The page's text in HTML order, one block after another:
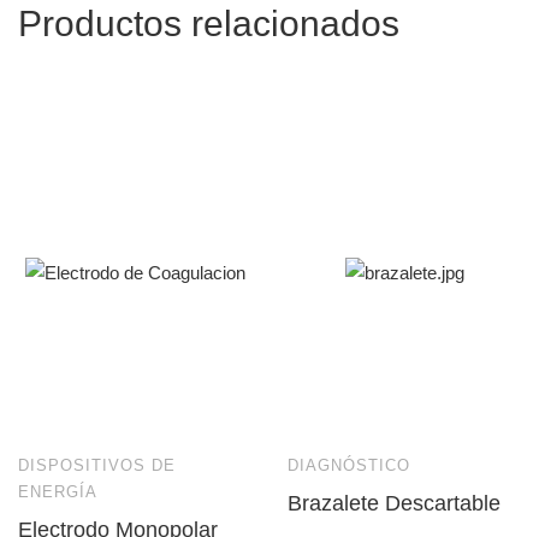
Productos relacionados
DISPOSITIVOS DE
ENERGÍA
Electrodo Monopolar
DIAGNÓSTICO
Brazalete Descartable